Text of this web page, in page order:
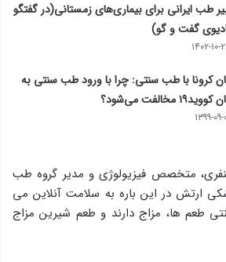
طب ایرانی برای بیماری‌های زمستانی(در گفتگو
گفت و گو)
۱۰-۲۸
کرونا با طب سنتی: چرا با ورود طب سنتی به
مخالفت می‌شود؟
۰۹-۰۱
متخصص فیزیولوژی و مدیر گروه طب
ارتش در این باره به سلامت آنلاین می
طعم ها، مزاج دارند و طعم شيرين مزاج